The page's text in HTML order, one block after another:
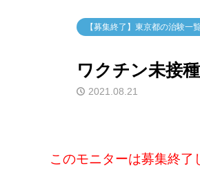
【募集終了】東京都の治験一
ワクチン未接
2021.08.21
このモニターは募集終了